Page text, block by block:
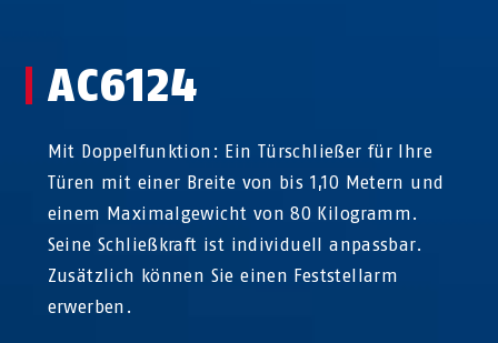
AC6124
Mit Doppelfunktion: Ein Türschließer für Ihre
Türen mit einer Breite von bis 1,10 Metern und
einem Maximalgewicht von 80 Kilogramm.
Seine Schließkraft ist individuell anpassbar.
Zusätzlich können Sie einen Feststellarm
erwerben.